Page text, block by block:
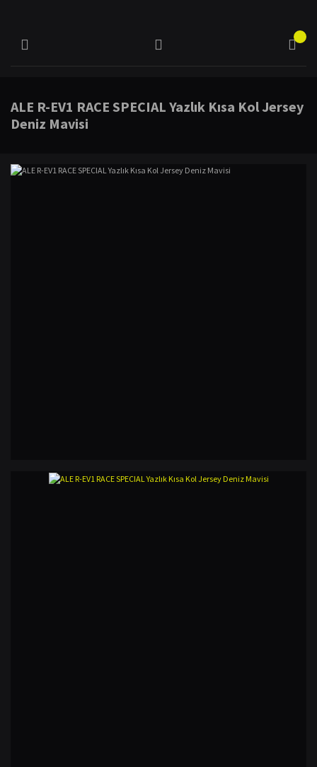
ALE R-EV1 RACE SPECIAL Yazlık Kısa Kol Jersey
Deniz Mavisi